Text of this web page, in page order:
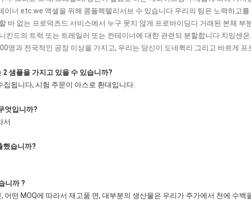
이너 etc.we 액셀을 위해 콤플렉텔리서브 수 있습니다.우리의 팀은 노력하고를
바 없는 프로덕츠드 서비스에서 누구 못지 않게 프로바이딩디 거래된 본체 부
킨드의 트럭 또는 트레일러 또는 컨테이너에 대한 관련되 분할합니다.치잉센
명과 전국적인 공장 이상을 가지고, 우리는 당신이 도네퀵리 그리고 바르게 프
2 샘플을 가지고 있을 수 있습니까?
집됩니다, 시험 주문이 아스로 환대입니다.
엇입니까?
서
했습니까?
니까 ?
어떤 MOQ에 따라서 재고품 면, 대부분의 생산물은 우리가 주가에서 천에 수백